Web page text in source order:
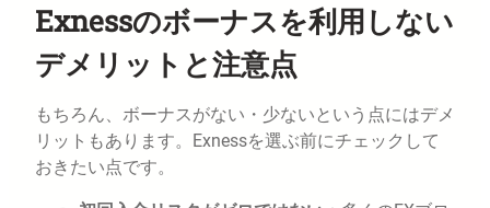
Exnessのボーナスを利用しない
デメリットと注意点
もちろん、ボーナスがない・少ないという点にはデメ
リットもあります。Exnessを選ぶ前にチェックして
おきたい点です。